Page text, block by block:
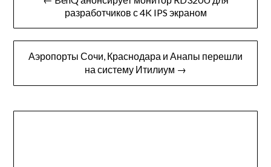
разработчиков с 4K IPS экраном
Аэропорты Сочи, Краснодара и Анапы перешли
на систему Итилиум →